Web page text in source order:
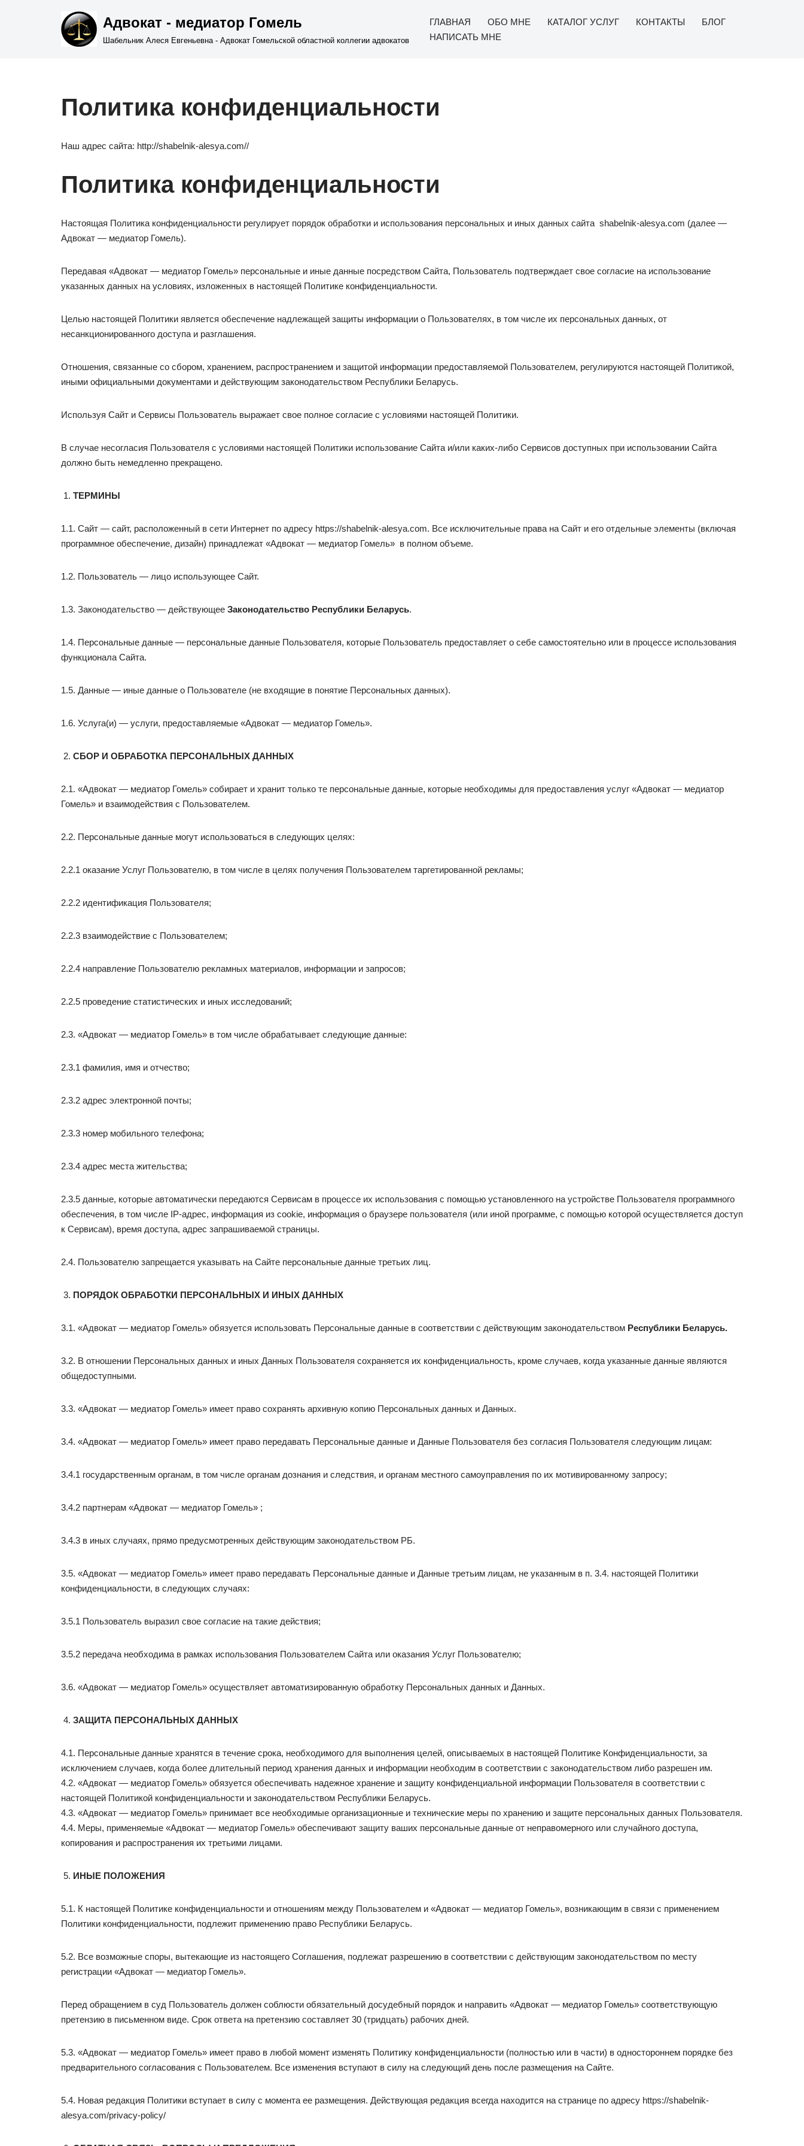
Адвокат - медиатор Гомель
Шабельник Алеся Евгеньевна - Адвокат Гомельской областной коллегии адвокатов
ГЛАВНАЯ ОБО МНЕ КАТАЛОГ УСЛУГ КОНТАКТЫ
БЛОГ
НАПИСАТЬ МНЕ
Политика конфиденциальности
Наш адрес сайта: http://shabelnik-alesya.com//
Политика конфиденциальности
Настоящая Политика конфиденциальности регулирует порядок обработки и использования персональных и иных данных сайта shabelnik-alesya.com (далее —
Адвокат — медиатор Гомель).
Передавая «Адвокат — медиатор Гомель» персональные и иные данные посредством Сайта, Пользователь подтверждает свое согласие на использование
указанных данных на условиях, изложенных в настоящей Политике конфиденциальности.
Целью настоящей Политики является обеспечение надлежащей защиты информации о Пользователях, в том числе их персональных данных, от
несанкционированного доступа и разглашения.
Отношения, связанные со сбором, хранением, распространением и защитой информации предоставляемой Пользователем, регулируются настоящей Политикой,
иными официальными документами и действующим законодательством Республики Беларусь.
Используя Сайт и Сервисы Пользователь выражает свое полное согласие с условиями настоящей Политики.
В случае несогласия Пользователя с условиями настоящей Политики использование Сайта и/или каких-либо Сервисов доступных при использовании Сайта
должно быть немедленно прекращено.
ТЕРМИНЫ
1.1. Сайт — сайт, расположенный в сети Интернет по адресу https://shabelnik-alesya.com. Все исключительные права на Сайт и его отдельные элементы (включая
программное обеспечение, дизайн) принадлежат «Адвокат — медиатор Гомель» в полном объеме.
1.2. Пользователь — лицо использующее Сайт.
1.3. Законодательство — действующее Законодательство Республики Беларусь.
1.4. Персональные данные — персональные данные Пользователя, которые Пользователь предоставляет о себе самостоятельно или в процессе использования
функционала Сайта.
1.5. Данные — иные данные о Пользователе (не входящие в понятие Персональных данных).
1.6. Услуга(и) — услуги, предоставляемые «Адвокат — медиатор Гомель».
СБОР И ОБРАБОТКА ПЕРСОНАЛЬНЫХ ДАННЫХ
2.1. «Адвокат — медиатор Гомель» собирает и хранит только те персональные данные, которые необходимы для предоставления услуг «Адвокат — медиатор
Гомель» и взаимодействия с Пользователем.
2.2. Персональные данные могут использоваться в следующих целях:
2.2.1 оказание Услуг Пользователю, в том числе в целях получения Пользователем таргетированной рекламы;
2.2.2 идентификация Пользователя;
2.2.3 взаимодействие с Пользователем;
2.2.4 направление Пользователю рекламных материалов, информации и запросов;
2.2.5 проведение статистических и иных исследований;
2.3. «Адвокат — медиатор Гомель» в том числе обрабатывает следующие данные:
2.3.1 фамилия, имя и отчество;
2.3.2 адрес электронной почты;
2.3.3 номер мобильного телефона;
2.3.4 адрес места жительства;
2.3.5 данные, которые автоматически передаются Сервисам в процессе их использования с помощью установленного на устройстве Пользователя программного
обеспечения, в том числе IP-адрес, информация из cookie, информация о браузере пользователя (или иной программе, с помощью которой осуществляется доступ
к Сервисам), время доступа, адрес запрашиваемой страницы.
2.4. Пользователю запрещается указывать на Сайте персональные данные третьих лиц.
ПОРЯДОК ОБРАБОТКИ ПЕРСОНАЛЬНЫХ И ИНЫХ ДАННЫХ
3.1. «Адвокат — медиатор Гомель» обязуется использовать Персональные данные в соответствии с действующим законодательством Республики Беларусь.
3.2. В отношении Персональных данных и иных Данных Пользователя сохраняется их конфиденциальность, кроме случаев, когда указанные данные являются
общедоступными.
3.3. «Адвокат — медиатор Гомель» имеет право сохранять архивную копию Персональных данных и Данных.
3.4. «Адвокат — медиатор Гомель» имеет право передавать Персональные данные и Данные Пользователя без согласия Пользователя следующим лицам:
3.4.1 государственным органам, в том числе органам дознания и следствия, и органам местного самоуправления по их мотивированному запросу;
3.4.2 партнерам «Адвокат — медиатор Гомель» ;
3.4.3 в иных случаях, прямо предусмотренных действующим законодательством РБ.
3.5. «Адвокат — медиатор Гомель» имеет право передавать Персональные данные и Данные третьим лицам, не указанным в п. 3.4. настоящей Политики
конфиденциальности, в следующих случаях:
3.5.1 Пользователь выразил свое согласие на такие действия;
3.5.2 передача необходима в рамках использования Пользователем Сайта или оказания Услуг Пользователю;
3.6. «Адвокат — медиатор Гомель» осуществляет автоматизированную обработку Персональных данных и Данных.
ЗАЩИТА ПЕРСОНАЛЬНЫХ ДАННЫХ
4.1. Персональные данные хранятся в течение срока, необходимого для выполнения целей, описываемых в настоящей Политике Конфиденциальности, за
исключением случаев, когда более длительный период хранения данных и информации необходим в соответствии с законодательством либо разрешен им.
4.2. «Адвокат — медиатор Гомель» обязуется обеспечивать надежное хранение и защиту конфиденциальной информации Пользователя в соответствии с
настоящей Политикой конфиденциальности и законодательством Республики Беларусь.
4.3. «Адвокат — медиатор Гомель» принимает все необходимые организационные и технические меры по хранению и защите персональных данных Пользователя.
4.4. Меры, применяемые «Адвокат — медиатор Гомель» обеспечивают защиту ваших персональные данные от неправомерного или случайного доступа,
копирования и распространения их третьими лицами.
ИНЫЕ ПОЛОЖЕНИЯ
5.1. К настоящей Политике конфиденциальности и отношениям между Пользователем и «Адвокат — медиатор Гомель», возникающим в связи с применением
Политики конфиденциальности, подлежит применению право Республики Беларусь.
5.2. Все возможные споры, вытекающие из настоящего Соглашения, подлежат разрешению в соответствии с действующим законодательством по месту
регистрации «Адвокат — медиатор Гомель».
Перед обращением в суд Пользователь должен соблюсти обязательный досудебный порядок и направить «Адвокат — медиатор Гомель» соответствующую
претензию в письменном виде. Срок ответа на претензию составляет 30 (тридцать) рабочих дней.
5.3. «Адвокат — медиатор Гомель» имеет право в любой момент изменять Политику конфиденциальности (полностью или в части) в одностороннем порядке без
предварительного согласования с Пользователем. Все изменения вступают в силу на следующий день после размещения на Сайте.
5.4. Новая редакция Политики вступает в силу с момента ее размещения. Действующая редакция всегда находится на странице по адресу https://shabelnik-
alesya.com/privacy-policy/